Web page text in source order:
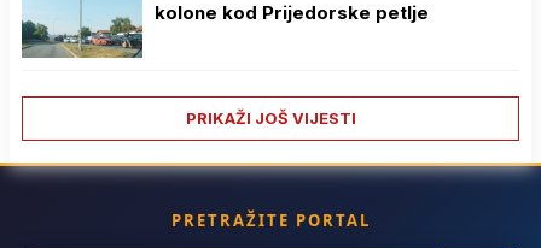
kolone kod Prijedorske petlje
PRIKAŽI JOŠ VIJESTI
PRETRAŽITE PORTAL